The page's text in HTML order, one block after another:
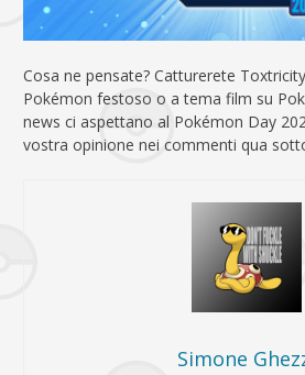
Cosa ne pensate? Catturerete
Pokémon festoso o a tema film su
news ci aspettano al Pokémon Day
vostra opinione nei commenti qua
Simone